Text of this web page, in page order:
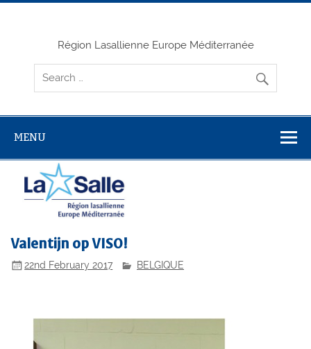
Skip
Région Lasallienne Europe Méditerranée
MENU
Valentijn op VISO!
22nd February 2017 BELGIQUE